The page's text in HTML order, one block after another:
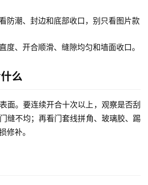
防潮、封边和底部收口，别只看图片款
度、开合顺滑、缝隙均匀和墙面收口。
么
面。要连续开合十次以上，观察是否刮
缝不均；再看门套线拼角、玻璃胶、踢
修补。